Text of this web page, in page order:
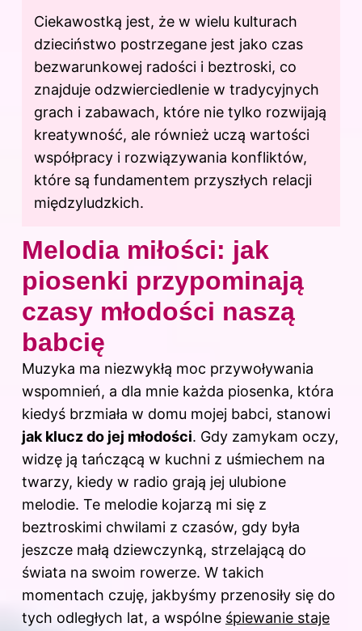
Ciekawostką jest, że w wielu kulturach
dzieciństwo postrzegane jest jako czas
bezwarunkowej radości i beztroski, co
znajduje odzwierciedlenie w tradycyjnych
grach i zabawach, które nie tylko rozwijają
kreatywność, ale również uczą wartości
współpracy i rozwiązywania konfliktów,
które są fundamentem przyszłych relacji
międzyludzkich.
Melodia miłości: jak
piosenki przypominają
czasy młodości naszą
babcię
Muzyka ma niezwykłą moc przywoływania
wspomnień, a dla mnie każda piosenka, która
kiedyś brzmiała w domu mojej babci, stanowi
jak klucz do jej młodości. Gdy zamykam oczy,
widzę ją tańczącą w kuchni z uśmiechem na
twarzy, kiedy w radio grają jej ulubione
melodie. Te melodie kojarzą mi się z
beztroskimi chwilami z czasów, gdy była
jeszcze małą dziewczynką, strzelającą do
świata na swoim rowerze. W takich
momentach czuję, jakbyśmy przenosiły się do
tych odległych lat, a wspólne śpiewanie staje